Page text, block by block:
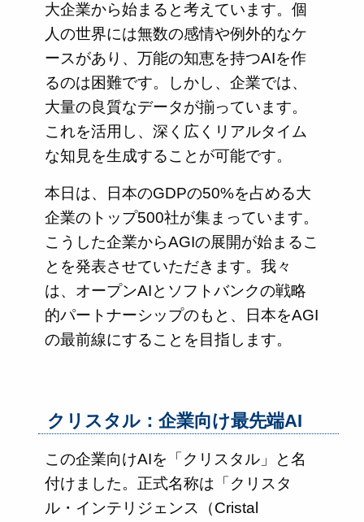
大企業から始まると考えています。個
人の世界には無数の感情や例外的なケ
ースがあり、万能の知恵を持つAIを作
るのは困難です。しかし、企業では、
大量の良質なデータが揃っています。
これを活用し、深く広くリアルタイム
な知見を生成することが可能です。
本日は、日本のGDPの50%を占める大
企業のトップ500社が集まっています。
こうした企業からAGIの展開が始まるこ
とを発表させていただきます。我々
は、オープンAIとソフトバンクの戦略
的パートナーシップのもと、日本をAGI
の最前線にすることを目指します。
クリスタル：企業向け最先端AI
この企業向けAIを「クリスタル」と名
付けました。正式名称は「クリスタ
ル・インテリジェンス（Cristal